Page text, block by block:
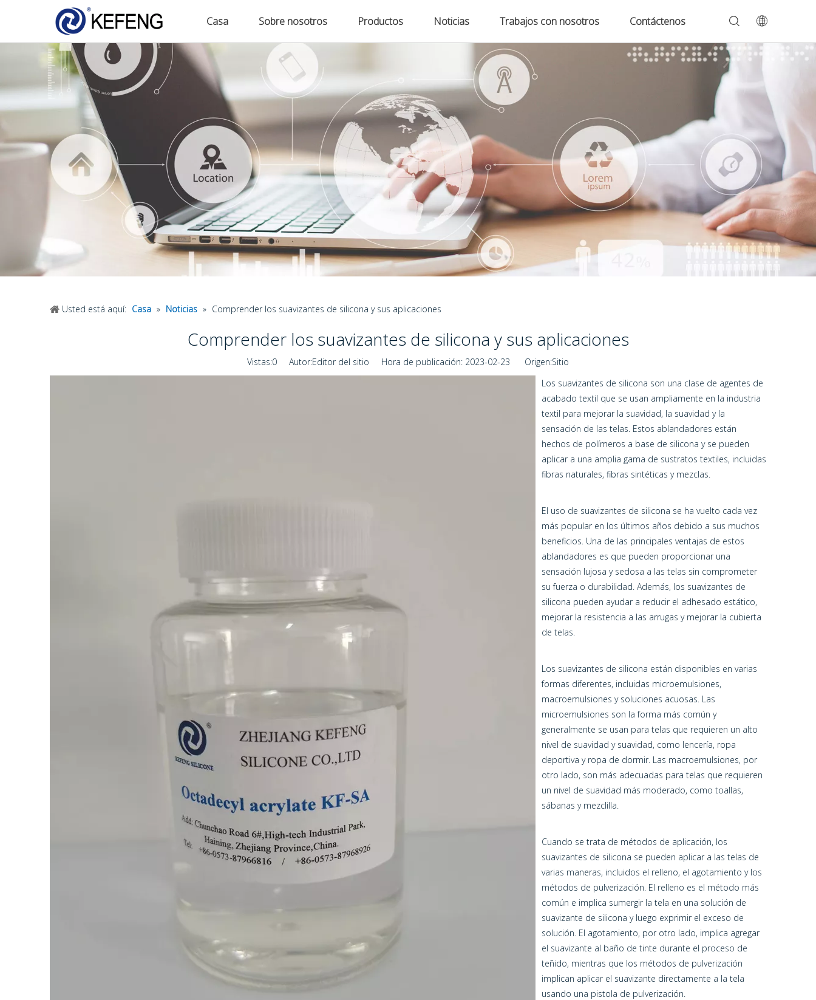
Casa Sobre nosotros Productos Noticias Trabajos con nosotros Contáctenos
Usted está aquí: Casa » Noticias » Comprender los suavizantes de silicona y sus aplicaciones
Comprender los suavizantes de silicona y sus aplicaciones
Vistas:0 Autor:Editor del sitio Hora de publicación: 2023-02-23 Origen:Sitio
Los suavizantes de silicona son una clase de agentes de
acabado textil que se usan ampliamente en la industria
textil para mejorar la suavidad, la suavidad y la
sensación de las telas. Estos ablandadores están
hechos de polímeros a base de silicona y se pueden
aplicar a una amplia gama de sustratos textiles, incluidas
fibras naturales, fibras sintéticas y mezclas.
El uso de suavizantes de silicona se ha vuelto cada vez
más popular en los últimos años debido a sus muchos
beneficios. Una de las principales ventajas de estos
ablandadores es que pueden proporcionar una
sensación lujosa y sedosa a las telas sin comprometer
su fuerza o durabilidad. Además, los suavizantes de
silicona pueden ayudar a reducir el adhesado estático,
mejorar la resistencia a las arrugas y mejorar la cubierta
de telas.
Los suavizantes de silicona están disponibles en varias
formas diferentes, incluidas microemulsiones,
macroemulsiones y soluciones acuosas. Las
microemulsiones son la forma más común y
generalmente se usan para telas que requieren un alto
nivel de suavidad y suavidad, como lencería, ropa
deportiva y ropa de dormir. Las macroemulsiones, por
otro lado, son más adecuadas para telas que requieren
un nivel de suavidad más moderado, como toallas,
sábanas y mezclilla.
Cuando se trata de métodos de aplicación, los
suavizantes de silicona se pueden aplicar a las telas de
varias maneras, incluidos el relleno, el agotamiento y los
métodos de pulverización. El relleno es el método más
común e implica sumergir la tela en una solución de
suavizante de silicona y luego exprimir el exceso de
solución. El agotamiento, por otro lado, implica agregar
el suavizante al baño de tinte durante el proceso de
teñido, mientras que los métodos de pulverización
implican aplicar el suavizante directamente a la tela
usando una pistola de pulverización.